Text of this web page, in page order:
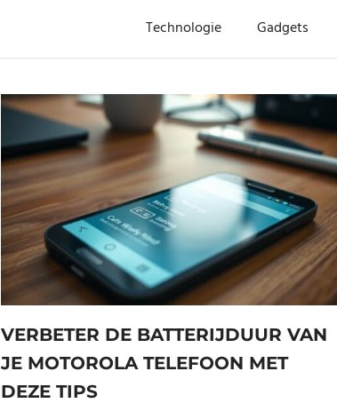
Technologie Gadgets
VERBETER DE BATTERIJDUUR VAN
JE MOTOROLA TELEFOON MET
DEZE TIPS